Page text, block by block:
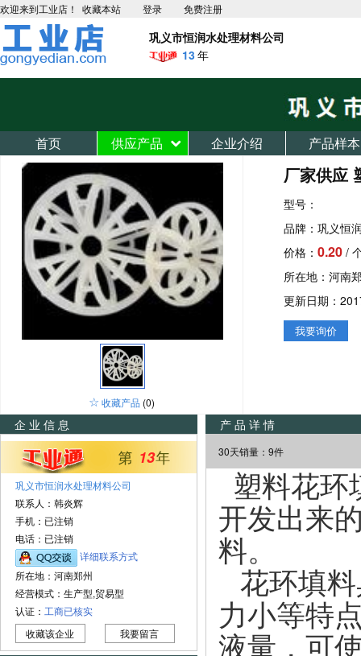
欢迎来到工业店！ 收藏本站 登录 免费注册
巩义市恒润水处理材料公司
13年
首页 供应产品 企业介绍 产品样本
☆ 收藏产品 (0)
厂家供应
型号：
品牌：巩义恒
价格： 0.20 /
所在地：河南
更新日期：
我要询价
企业信息
13
巩义市恒润水处理材料公司
联系人：韩炎辉
手机：已注销
电话：已注销
详细联系方式
所在地：河南郑州
经营模式：生产型,贸易型
认证： 工商已核实
收藏该企业
我要留言
产品详情
30天销量：9件
塑料花环
开发出来
料。
花环填料
力小等特
液量，可